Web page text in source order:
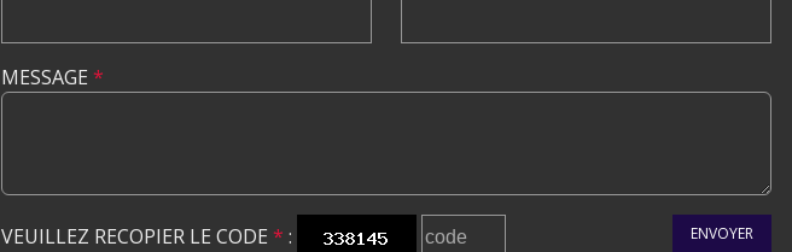
MESSAGE *
VEUILLEZ RECOPIER LE CODE * : ENVOYER